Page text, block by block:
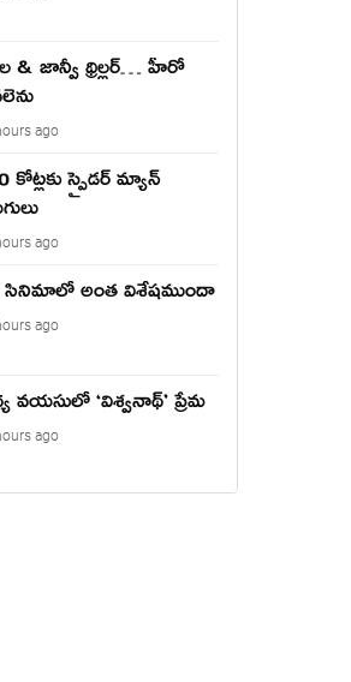
& జాన్వీ థ్రిల్లర్… హీరో
ago
కోట్లకు స్పైడర్ మ్యాన్
ago
సినిమాలో అంత విశేషముందా
ago
వయసులో ‘విశ్వనాథ్’ ప్రేమ
ago